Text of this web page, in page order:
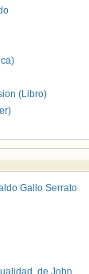
(Libro)
Gallo Serrato
de John